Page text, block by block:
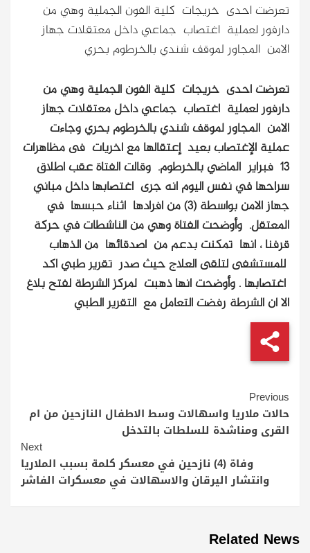
تعرضت احدى خريجات كلية الفون الجملية وهي من
دارفور لعملية اغتصاب جماعي داخل معتقلات جهاز
الامن المجاور لموقف شندي بالخرطوم بحري
تعرضت احدى خريجات كلية الفون الجملية وهي من
دارفور لعملية اغتصاب جماعي داخل معتقلات جهاز
الامن المجاور لموقف شندي بالخرطوم بحريوجاءت
عملية الإغتصاب بعيد إعتقالها مع اخريات فى مظاهرات
13 فبراير الماضي بالخرطوم. وقالت الفتاة عقب اطلاق
سراحها في نفس اليوم انه جرى اغتصابها داخل مباني
جهاز الامن بواسطة (3) من افرادها اثناء حبسها في
المعتقل. وأوضحت الفتاة وهي من الناشطات في حركة
قرفنا ، انها تمكنت بدعم من اصدقائها من الذهاب
للمستشفى لتلقى العلاج حيث صدر تقرير طبي اكد
اغتصابها . وأوضحت انها ذهبت لمركز الشرطة لفتح بلاغ
الا ان الشرطة رفضت التعامل مع التقرير الطبي
Continue
Reading
Previous
حالات ملاريا واسهالات وسط الاطفال النازحين من ام
القرى ومناشدة للسلطات بالتدخل
Next
وفاة (4) نازحين في معسكر كلمة بسبب الملاريا
وانتشار اليرقان والاسهالات في معسكرات الفاشر
Related News